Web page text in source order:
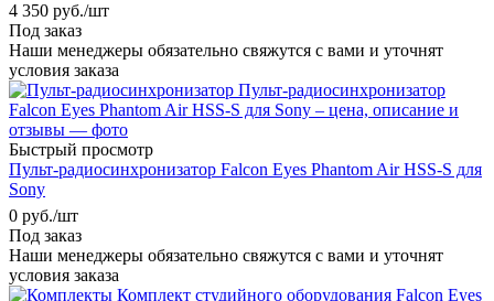
4 350 руб./шт
Под заказ
Наши менеджеры обязательно свяжутся с вами и уточнят
условия заказа
Быстрый просмотр
Пульт-радиосинхронизатор Falcon Eyes Phantom Air HSS-S для
Sony
0 руб./шт
Под заказ
Наши менеджеры обязательно свяжутся с вами и уточнят
условия заказа